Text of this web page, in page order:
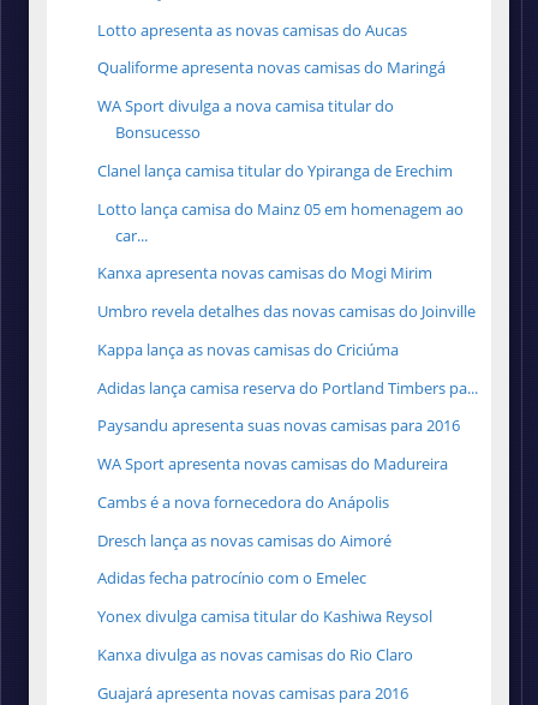
Lotto apresenta as novas camisas do Aucas
Qualiforme apresenta novas camisas do Maringá
WA Sport divulga a nova camisa titular do
Bonsucesso
Clanel lança camisa titular do Ypiranga de Erechim
Lotto lança camisa do Mainz 05 em homenagem ao
car...
Kanxa apresenta novas camisas do Mogi Mirim
Umbro revela detalhes das novas camisas do Joinville
Kappa lança as novas camisas do Criciúma
Adidas lança camisa reserva do Portland Timbers pa...
Paysandu apresenta suas novas camisas para 2016
WA Sport apresenta novas camisas do Madureira
Cambs é a nova fornecedora do Anápolis
Dresch lança as novas camisas do Aimoré
Adidas fecha patrocínio com o Emelec
Yonex divulga camisa titular do Kashiwa Reysol
Kanxa divulga as novas camisas do Rio Claro
Guajará apresenta novas camisas para 2016